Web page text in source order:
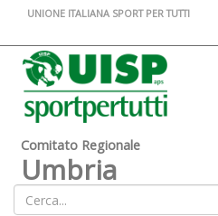
UNIONE ITALIANA SPORT PER TUTTI
Comitato Regionale
Umbria